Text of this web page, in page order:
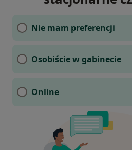
Nie mam preferencji
Osobiście w gabinecie
Online